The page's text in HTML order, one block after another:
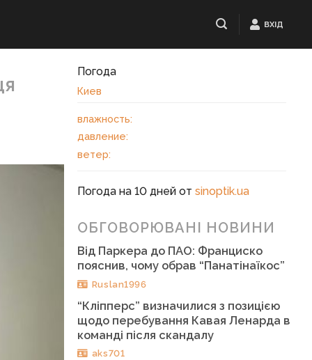
ВХІД
Погода
Киев
влажность:
давление:
ветер:
Погода на 10 дней отsinoptik.ua
ОБГОВОРЮВАНІ НОВИНИ
Від Паркера до ПАО: Франциско
пояснив, чому обрав “Панатінаїкос”
Ruslan1996
“Кліпперс” визначилися з позицією
щодо перебування Кавая Ленарда в
команді після скандалу
aks701